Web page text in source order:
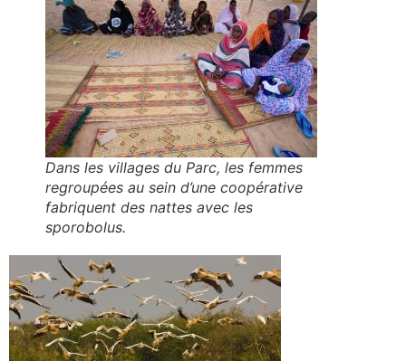
Dans les villages du Parc, les femmes
regroupées au sein d’une coopérative
fabriquent des nattes avec les
sporobolus.